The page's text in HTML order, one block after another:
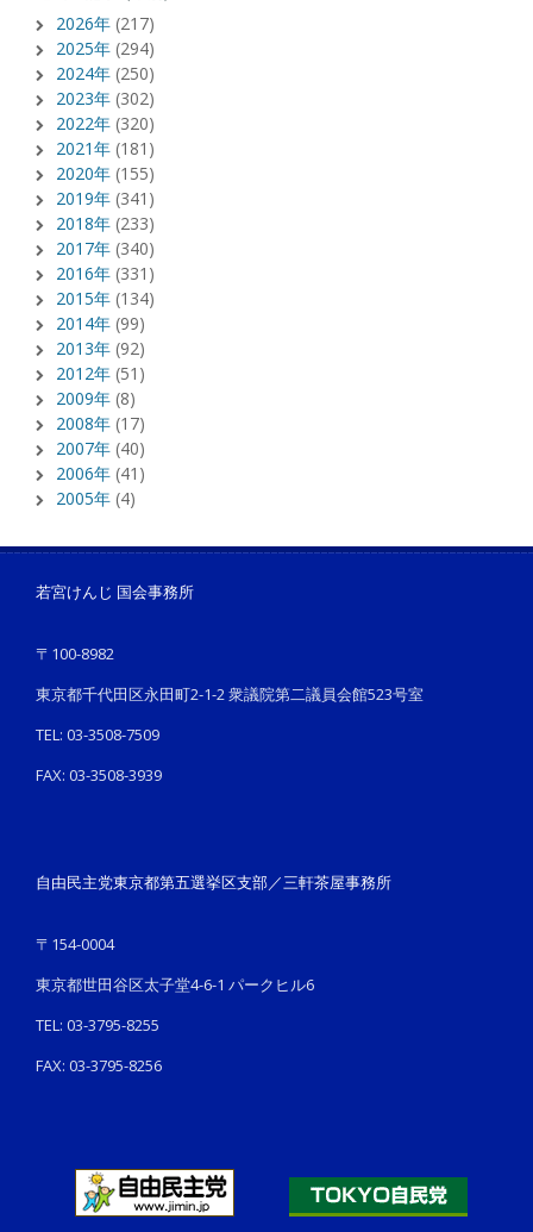
2026年 (217)
2025年 (294)
2024年 (250)
2023年 (302)
2022年 (320)
2021年 (181)
2020年 (155)
2019年 (341)
2018年 (233)
2017年 (340)
2016年 (331)
2015年 (134)
2014年 (99)
2013年 (92)
2012年 (51)
2009年 (8)
2008年 (17)
2007年 (40)
2006年 (41)
2005年 (4)
若宮けんじ 国会事務所
〒100-8982
東京都千代田区永田町2-1-2 衆議院第二議員会館523号室
TEL: 03-3508-7509
FAX: 03-3508-3939
自由民主党東京都第五選挙区支部／三軒茶屋事務所
〒154-0004
東京都世田谷区太子堂4-6-1 パークヒル6
TEL: 03-3795-8255
FAX: 03-3795-8256